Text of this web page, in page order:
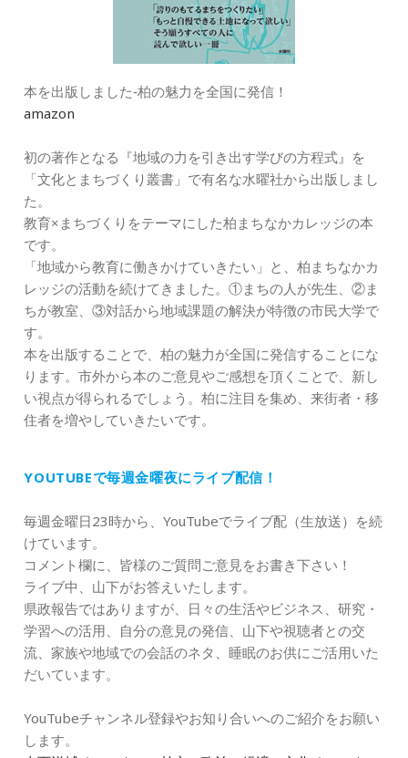
本を出版しました‐柏の魅力を全国に発信！
amazon
初の著作となる『地域の力を引き出す学びの方程式』を
「文化とまちづくり叢書」で有名な水曜社から出版しまし
た。
教育×まちづくりをテーマにした柏まちなかカレッジの本
です。
「地域から教育に働きかけていきたい」と、柏まちなかカ
レッジの活動を続けてきました。①まちの人が先生、②ま
ちが教室、③対話から地域課題の解決が特徴の市民大学で
す。
本を出版することで、柏の魅力が全国に発信することにな
ります。市外から本のご意見やご感想を頂くことで、新し
い視点が得られるでしょう。柏に注目を集め、来街者・移
住者を増やしていきたいです。
YOUTUBEで毎週金曜夜にライブ配信！
毎週金曜日23時から、YouTubeでライブ配（生放送）を続
けています。
コメント欄に、皆様のご質問ご意見をお書き下さい！
ライブ中、山下がお答えいたします。
県政報告ではありますが、日々の生活やビジネス、研究・
学習への活用、自分の意見の発信、山下や視聴者との交
流、家族や地域での会話のネタ、睡眠のお供にご活用いた
だいています。
YouTubeチャンネル登録やお知り合いへのご紹介をお願い
します。